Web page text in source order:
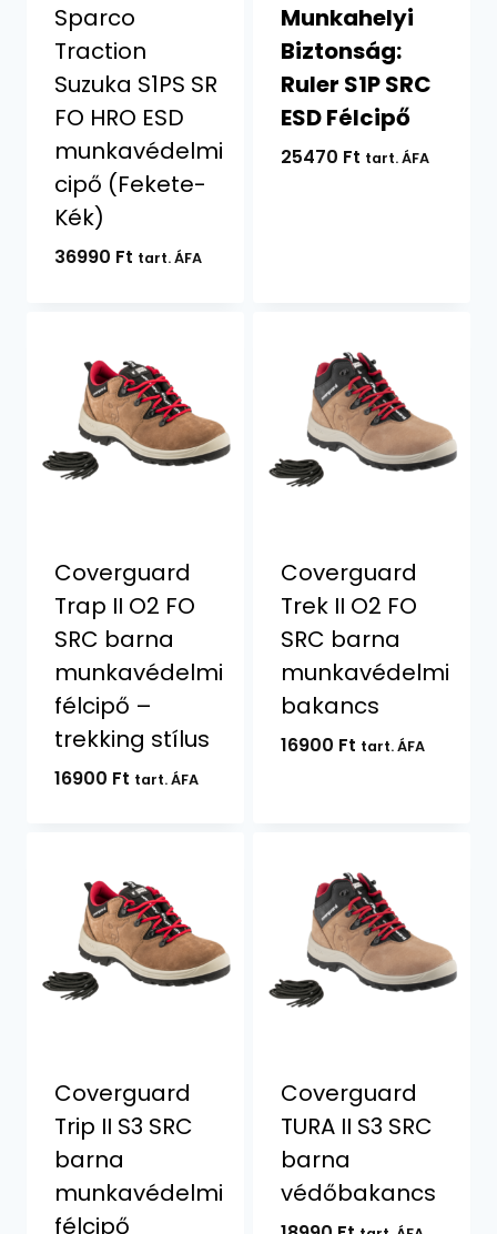
Sparco
Traction
Suzuka S1PS SR
FO HRO ESD
munkavédelmi
cipő (Fekete-
Kék)
36990 Ft tart. ÁFA
Munkahelyi
Biztonság:
Ruler S1P SRC
ESD Félcipő
25470 Ft tart. ÁFA
Coverguard
Trap II O2 FO
SRC barna
munkavédelmi
félcipő –
trekking stílus
16900 Ft tart. ÁFA
Coverguard
Trek II O2 FO
SRC barna
munkavédelmi
bakancs
16900 Ft tart. ÁFA
Coverguard
Trip II S3 SRC
barna
munkavédelmi
félcipő
Coverguard
TURA II S3 SRC
barna
védőbakancs